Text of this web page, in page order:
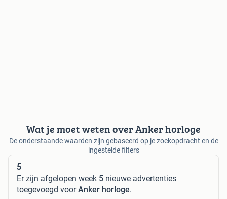
Wat je moet weten over Anker horloge
De onderstaande waarden zijn gebaseerd op je zoekopdracht en de
ingestelde filters
5
Er zijn afgelopen week 5 nieuwe advertenties
toegevoegd voorAnker horloge.